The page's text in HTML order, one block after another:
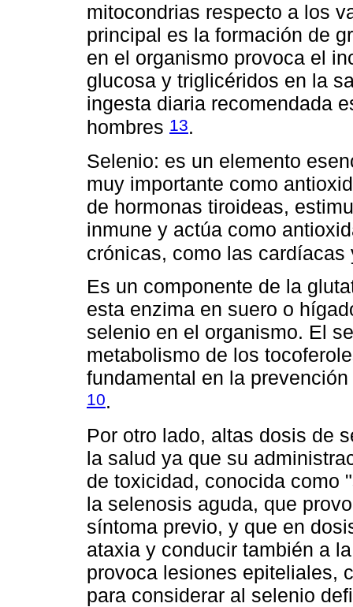
mitocondrias respecto a los
principal es la formación de
en el organismo provoca el
glucosa y triglicéridos en la
ingesta diaria recomendada
hombres 13.
Selenio: es un elemento
muy importante como
de hormonas tiroideas,
inmune y actúa como
crónicas, como las
Es un componente de la
esta enzima en suero o
selenio en el organismo. El
metabolismo de los
fundamental en la
10.
Por otro lado, altas dosis de
la salud ya que su
de toxicidad, conocida como
la selenosis aguda, que
síntoma previo, y que en
ataxia y conducir también a
provoca lesiones epiteliales,
para considerar al selenio